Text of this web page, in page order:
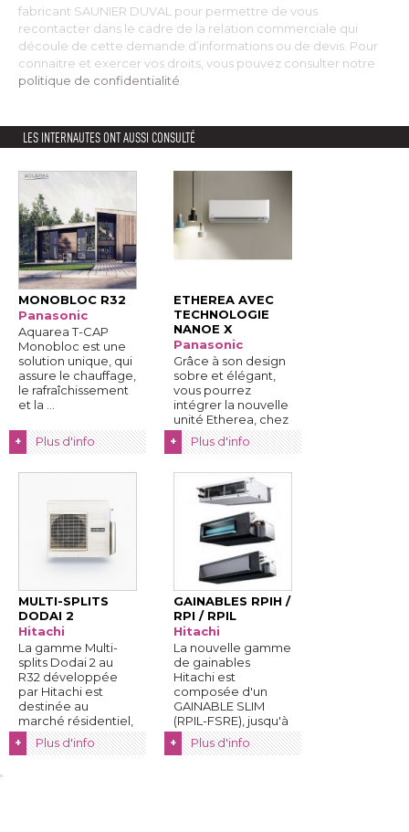
fabricant SAUNIER DUVAL pour permettre de vous
recontacter dans le cadre de la relation commerciale qui
découle de cette demande d’informations ou de devis. Pour
connaitre et exercer vos droits, vous pouvez consulter notre
politique de confidentialité
LES INTERNAUTES ONT AUSSI CONSULTÉ
MONOBLOC R32
Panasonic
Aquarea T-CAP
Monobloc est une
solution unique, qui
assure le chauffage,
le rafraîchissement
et la ...
+ Plus d'info
ETHEREA AVEC
TECHNOLOGIE
NANOE X
Panasonic
Grâce à son design
sobre et élégant,
vous pourrez
intégrer la nouvelle
unité Etherea, chez
...
+ Plus d'info
MULTI-SPLITS
DODAI 2
Hitachi
La gamme Multi-
splits Dodai 2 au
R32 développée
par Hitachi est
destinée au
marché résidentiel,
...
+ Plus d'info
GAINABLES RPIH /
RPI / RPIL
Hitachi
La nouvelle gamme
de gainables
Hitachi est
composée d'un
GAINABLE SLIM
(RPIL-FSRE), jusqu'à
100 PA ...
+ Plus d'info